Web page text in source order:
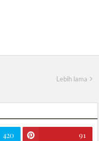
Lebih lama
420 91